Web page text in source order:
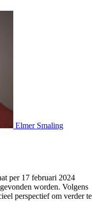
Elmer Smaling
per 17 februari 2024
worden. Volgens
perspectief om verder te